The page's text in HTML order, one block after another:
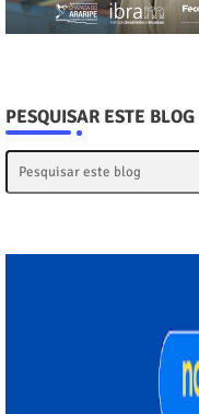
PESQUISAR ESTE BLOG